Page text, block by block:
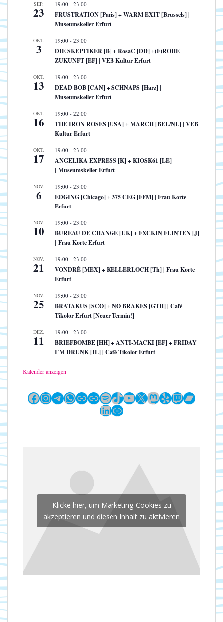
SEP.
23
19:00 - 23:00
FRUSTRATION [Paris] + WARM EXIT [Brussels] |
Museumskeller Erfurt
OKT.
3
19:00 - 23:00
DIE SKEPTIKER [B] + RosaC [DD] +(F)ROHE
ZUKUNFT [EF] | VEB Kultur Erfurt
OKT.
13
19:00 - 23:00
DEAD BOB [CAN] + SCHNAPS [Harz] |
Museumskeller Erfurt
OKT.
16
19:00 - 22:00
THE IRON ROSES [USA] + MARCH [BEL/NL] | VEB
Kultur Erfurt
OKT.
17
19:00 - 23:00
ANGELIKA EXPRESS [K] + KIOSK61 [LE]
| Museumskeller Erfurt
NOV.
6
19:00 - 23:00
EDGING [Chicago] + 375 CEG [FFM] | Frau Korte
Erfurt
NOV.
10
19:00 - 23:00
BUREAU DE CHANGE [UK] + FXCKIN FLINTEN [J]
| Frau Korte Erfurt
NOV.
21
19:00 - 23:00
VONDRÉ [MEX] + KELLERLOCH [Th] | Frau Korte
Erfurt
NOV.
25
19:00 - 23:00
BRATAKUS [SCO] + NO BRAKES [GTH] | Café
Tikolor Erfurt [Neuer Termin!]
DEZ.
11
19:00 - 23:00
BRIEFBOMBE [HH] + ANTI-MACKI [EF] + FRIDAY
I´M DRUNK [IL] | Café Tikolor Erfurt
Kalender anzeigen
Facebook
Instagram
Telegram
WhatsApp
LinkLinkSpotify
TikTok
YouTube
X Mastodon
YelpTwitch
LinkedIn
Link
Klicke hier, um Marketing-Cookies zu
akzeptieren und diesen Inhalt zu aktivieren